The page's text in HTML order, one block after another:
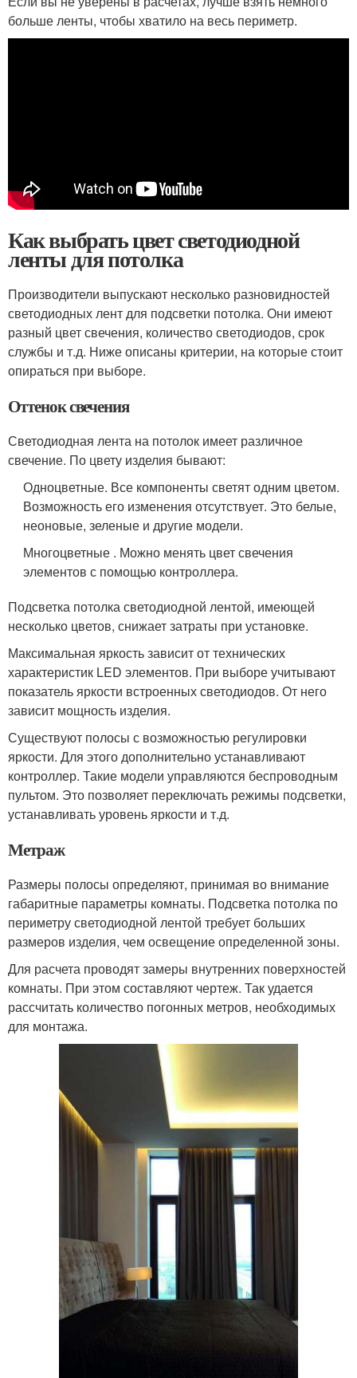
больше ленты, чтобы хватило на весь периметр.
Как выбрать цвет светодиодной
ленты для потолка
Производители выпускают несколько разновидностей
светодиодных лент для подсветки потолка. Они имеют
разный цвет свечения, количество светодиодов, срок
службы и т.д. Ниже описаны критерии, на которые стоит
опираться при выборе.
Оттенок свечения
Светодиодная лента на потолок имеет различное
свечение. По цвету изделия бывают:
Одноцветные. Все компоненты светят одним цветом.
Возможность его изменения отсутствует. Это белые,
неоновые, зеленые и другие модели.
Многоцветные . Можно менять цвет свечения
элементов с помощью контроллера.
Подсветка потолка светодиодной лентой, имеющей
несколько цветов, снижает затраты при установке.
Максимальная яркость зависит от технических
характеристик LED элементов. При выборе учитывают
показатель яркости встроенных светодиодов. От него
зависит мощность изделия.
Существуют полосы с возможностью регулировки
яркости. Для этого дополнительно устанавливают
контроллер. Такие модели управляются беспроводным
пультом. Это позволяет переключать режимы подсветки,
устанавливать уровень яркости и т.д.
Метраж
Размеры полосы определяют, принимая во внимание
габаритные параметры комнаты. Подсветка потолка по
периметру светодиодной лентой требует больших
размеров изделия, чем освещение определенной зоны.
Для расчета проводят замеры внутренних поверхностей
комнаты. При этом составляют чертеж. Так удается
рассчитать количество погонных метров, необходимых
для монтажа.